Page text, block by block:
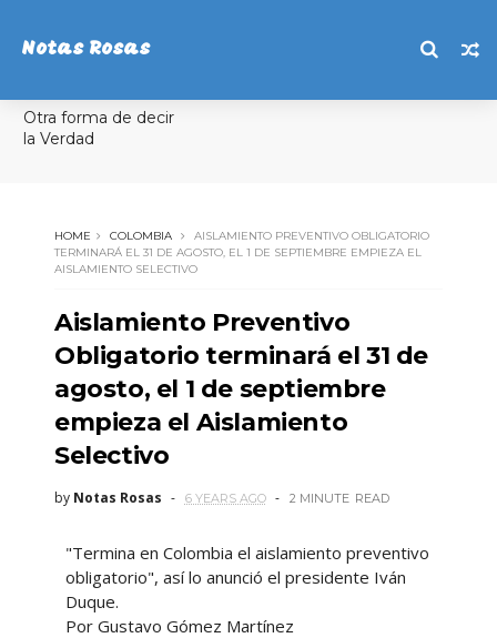
Notas Rosas
Otra forma de decir
la Verdad
HOME COLOMBIA
AISLAMIENTO PREVENTIVO OBLIGATORIO
TERMINARÁ EL 31 DE AGOSTO, EL 1 DE SEPTIEMBRE EMPIEZA EL
AISLAMIENTO SELECTIVO
Aislamiento Preventivo
Obligatorio terminará el 31 de
agosto, el 1 de septiembre
empieza el Aislamiento
Selectivo
by Notas Rosas 6 YEARS AGO 2 MINUTE READ
"Termina en Colombia el aislamiento preventivo
obligatorio", así lo anunció el presidente Iván
Duque.
Por Gustavo Gómez Martínez